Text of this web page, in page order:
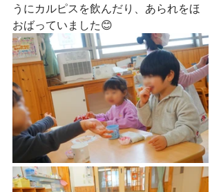
うにカルピスを飲んだり、あられをほ
おばっていました😊